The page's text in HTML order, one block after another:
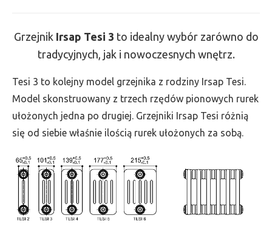
-
wys.
200,
szer.
1485,
670
Grzejnik Irsap Tesi 3 to idealny wybór zarówno do
tradycyjnych, jak i nowoczesnych wnętrz.
Tesi 3 to kolejny model grzejnika z rodziny Irsap Tesi.
Model skonstruowany z trzech rzędów pionowych rurek
ułożonych jedna po drugiej. Grzejniki Irsap Tesi różnią
się od siebie właśnie ilością rurek ułożonych za sobą.